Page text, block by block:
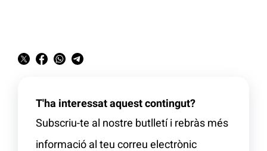
T'ha interessat aquest contingut?
Subscriu-te al nostre butlletí i rebràs més
informació al teu correu electrònic